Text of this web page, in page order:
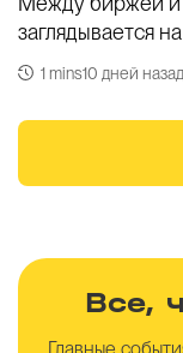
заглядывается
1 mins10 дней назад
Все,